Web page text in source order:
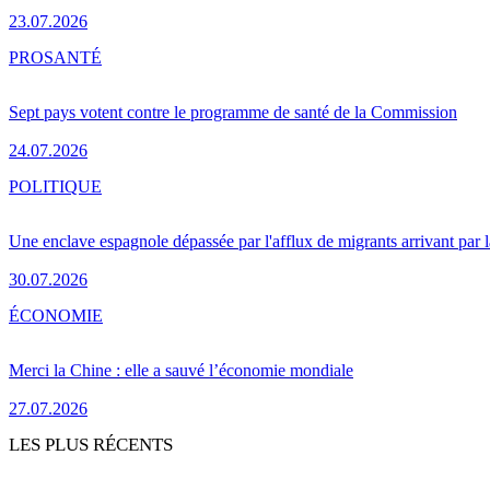
23.07.2026
Sept pays votent contre le programme de santé de la Commission
24.07.2026
PROSANTÉ
Une enclave espagnole dépassée par l'afflux de migrants arrivant par
30.07.2026
POLITIQUE
Merci la Chine : elle a sauvé l’économie mondiale
27.07.2026
ÉCONOMIE
LES PLUS RÉCENTS